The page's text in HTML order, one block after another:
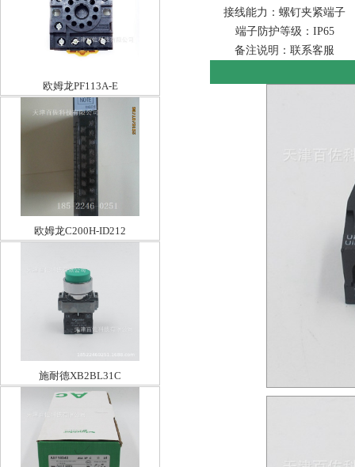
欧姆龙PF113A-E
欧姆龙C200H-ID212
施耐德XB2BL31C
接线能力：螺钉夹紧端子
端子防护等级：IP65
备注说明：联系客服